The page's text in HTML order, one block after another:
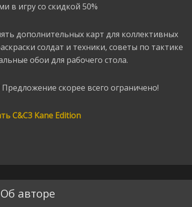
в игру со скидкой 50%
дополнительных карт для коллективных
солдат и техники, советы по тактике
обои для рабочего стола.
скорее всего ограничено!
C&C3 Kane Edition
Об авторе